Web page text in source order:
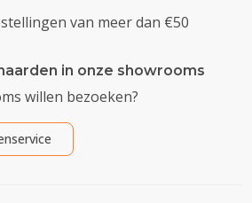
van meer dan €50
in onze showrooms
willen bezoeken?